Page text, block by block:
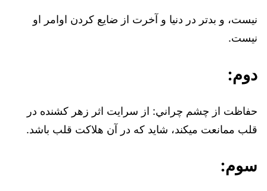
نيست، و بدتر در دنيا و آخرت از ضايع کردن اوامر او
نيست.
دوم:
حفاظت از چشم چراني: از سرايت اثر زهر كشنده در
قلب ممانعت ميکند، شايد که در آن هلاکت قلب باشد.
سوم: